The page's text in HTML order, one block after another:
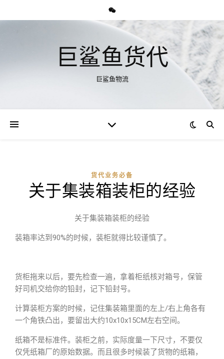
巨鲨鱼货代
巨鲨鱼物流
货代业务必备
关于集装箱装柜的经验
关于集装箱装柜的经验
装箱率达到90%的时候，装柜就得比较谨慎了。
货柜拖来以后，要先检查一遍，拿着柜纸核对箱号，保管
好司机交给你的铅封，记下铅封号。
计算装柜方案的时候，记住集装箱里面的左上/右上角各有
一个角铁凸出，要留出大约10x10x15CM左右空间。
纸箱不是标准件。装柜之前，实际度量一下尺寸，不要仅
仅凭纸箱厂的原始数据。而且很多时候装了货物的纸箱，